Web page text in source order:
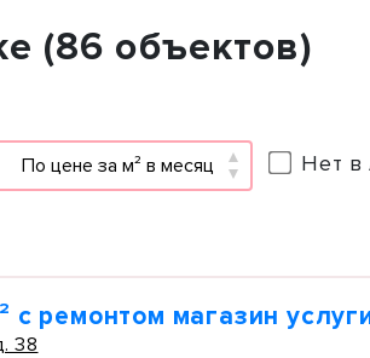
(86 объектов)
По цене за м² в месяц Нет в
с ремонтом магазин
38